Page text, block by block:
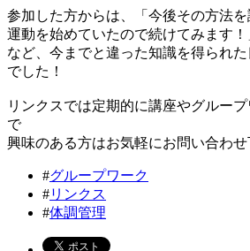
参加した方からは、「今後その方法
運動を始めていたので続けてみます！
など、今までと違った知識を得られ
でした！
リンクスでは定期的に講座やグルー
で
興味のある方はお気軽にお問い合わ
#グループワーク
#リンクス
#体調管理